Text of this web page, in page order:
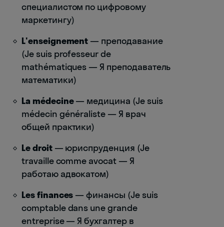
специалистом по цифровому
маркетингу)
L'enseignement — преподавание
(Je suis professeur de
mathématiques — Я преподаватель
математики)
La médecine— медицина (Je suis
médecin généraliste — Я врач
общей практики)
Le droit— юриспруденция (Je
travaille comme avocat — Я
работаю адвокатом)
Les finances — финансы (Je suis
comptable dans une grande
entreprise — Я бухгалтер в